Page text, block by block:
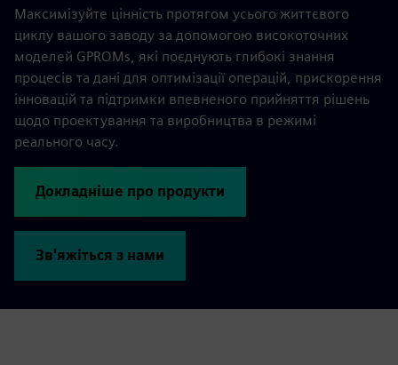
Максимізуйте цінність протягом усього життєвого
циклу вашого заводу за допомогою високоточних
моделей GPROMs, які поєднують глибокі знання
процесів та дані для оптимізації операцій, прискорення
інновацій та підтримки впевненого прийняття рішень
щодо проектування та виробництва в режимі
реального часу.
Докладніше про продукти
Зв'яжіться з нами